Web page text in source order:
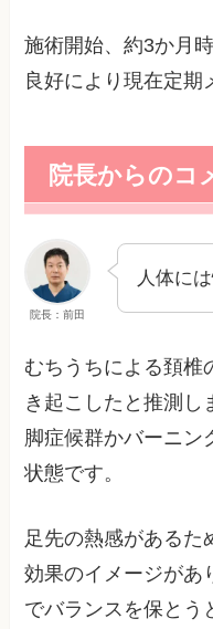
施術開始、約3か月
良好により現在定期
院長からのコ
院長：前田
人体に
むちうちによる頚椎
き起こしたと推測し
脚症候群かバーニン
状態です。
足先の熱感があるた
効果のイメージがあ
でバランスを保とう